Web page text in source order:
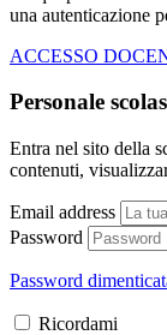
una autenticazione
ACCESSO
Personale
Entra nel sito della
contenuti,
Email address
Password
Password
Ricordami